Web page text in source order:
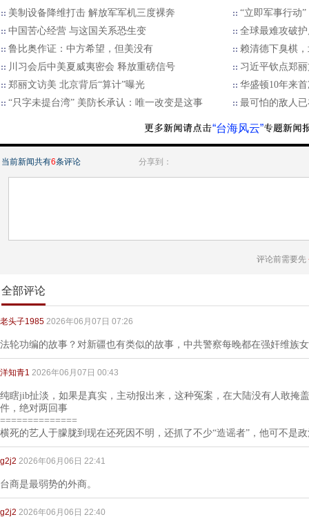
美制设备降维打击 解放军军机三度裸奔
“立即军事行动
中国苦心经营 与这国关系恐生变
全球最难攻破
鲁比奥作证：中方希望，但美没有
赖清德下臭棋
川习会后中美夏威夷密会 释放重磅信号
习近平钦点郑
郑丽文访美 北京背后“算计”曝光
华盛顿10年来
“只字未提台湾” 美防长承认：唯一改变是这事
最可怕的敌人
“台海风云”
当前新闻共有6条评论 分享到：
评论前需要先
全部评论
老头子1985 2026年06月07日 07:26
法轮功编的故事？对新疆也有类似的故事，中共警察每晚都在强奸维族
洋知青1 2026年06月07日 00:43
纯瞎jib扯淡，如果是真实，主动报出来，这种冤案，在大陆没有人敢掩
件，绝对两回事
==============
横死的艺人于朦胧到现在还死因不明，还抓了不少“造谣者”，他可不是
g2j2 2026年06月06日 22:41
台商是最弱势的外商。
g2j2 2026年06月06日 22:40